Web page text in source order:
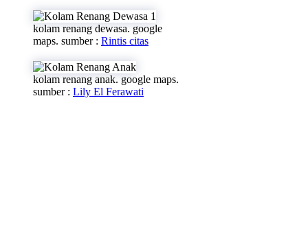
kolam renang dewasa. google
maps. sumber : Rintis citas
kolam renang anak. google maps.
sumber : Lily El Ferawati